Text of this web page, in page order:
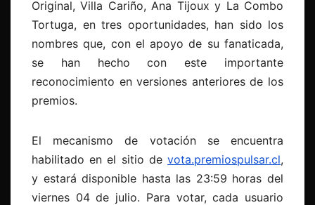
Original, Villa Cariño, Ana Tijoux y La Combo
Tortuga, en tres oportunidades, han sido los
nombres que, con el apoyo de su fanaticada,
se han hecho con este importante
reconocimiento en versiones anteriores de los
premios.
El mecanismo de votación se encuentra
habilitado en el sitio de vota.premiospulsar.cl,
y estará disponible hasta las 23:59 horas del
viernes 04 de julio. Para votar, cada usuario